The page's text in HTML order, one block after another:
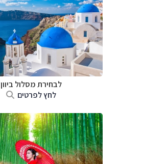
לבחירת מסלול ביוון
לחץ לפרטים